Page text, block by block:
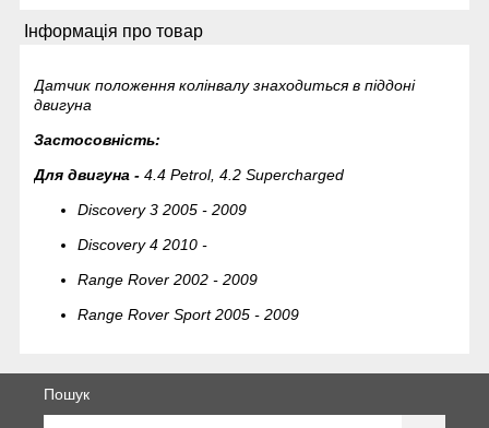
Інформація про товар
Датчик положення колінвалу знаходиться в піддоні
двигуна
Застосовність:
Для двигуна -4.4 Petrol, 4.2 Supercharged
Discovery 3 2005 - 2009
Discovery 4 2010 -
Range Rover 2002 - 2009
Range Rover Sport 2005 - 2009
Пошук